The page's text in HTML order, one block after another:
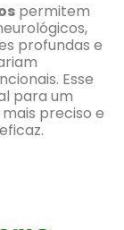
permitem
profundas e
Esse
para um
preciso e